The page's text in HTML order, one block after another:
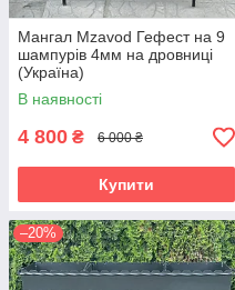
Мангал Mzavod Гефест на 9
шампурів 4мм на дровниці
(Україна)
В наявності
4 800 ₴ 6 000 ₴
Купити
–20%